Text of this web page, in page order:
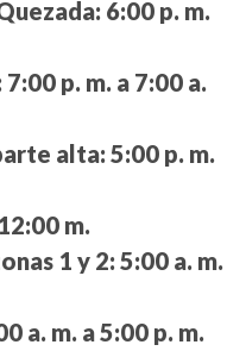
6:00 p. m.
7:00 p. m. a 7:00 a.
alta: 5:00 p. m.
m.
1 y 2: 5:00 a. m.
a. m. a 5:00 p. m.